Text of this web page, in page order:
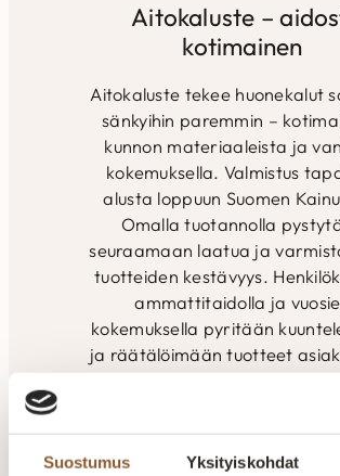
Suostumus Yksityiskohdat
Aitokaluste –
kotimainen
Aitokaluste tekee huonekalut
sänkyihin paremmin –
kunnon materiaaleista ja
kokemuksella. Valmistus
alusta loppuun Suomen
Omalla tuotannolla
seuraamaan laatua ja
tuotteiden kestävyys.
ammattitaidolla ja
kokemuksella pyritään
ja räätälöimään tuotteet
kuin tilaan. Kaikki
huonekalut valmistetaan
tehtaalla. Aitokalusteelle